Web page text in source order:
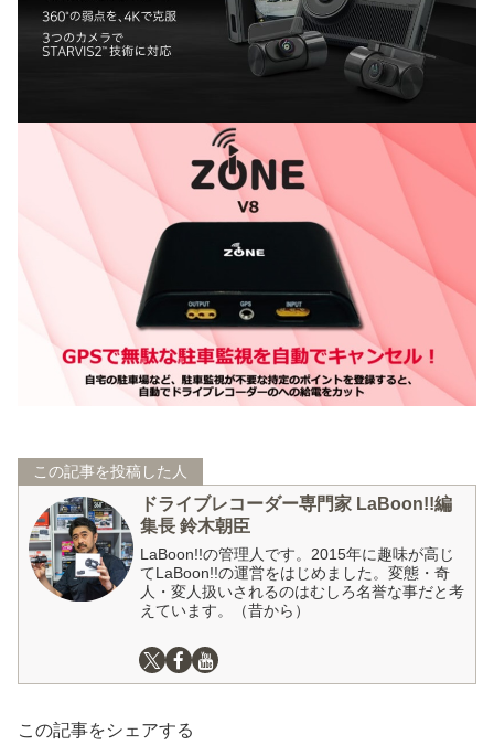
この記事を投稿した人
ドライブレコーダー専門家 LaBoon!!編
集長 鈴木朝臣
LaBoon!!の管理人です。2015年に趣味が高じ
てLaBoon!!の運営をはじめました。変態・奇
人・変人扱いされるのはむしろ名誉な事だと考
えています。（昔から）
この記事をシェアする